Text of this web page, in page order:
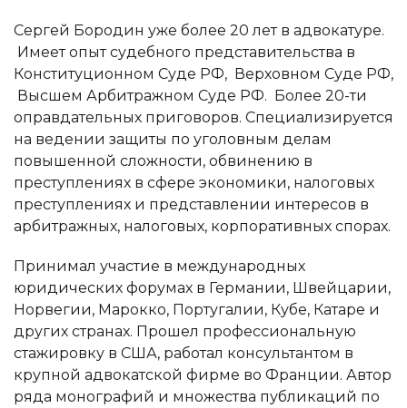
Сергей Бородин уже более 20 лет в адвокатуре.
Имеет опыт судебного представительства в
Конституционном Суде РФ, Верховном Суде РФ,
Высшем Арбитражном Суде РФ. Более 20-ти
оправдательных приговоров. Специализируется
на ведении защиты по уголовным делам
повышенной сложности, обвинению в
преступлениях в сфере экономики, налоговых
преступлениях и представлении интересов в
арбитражных, налоговых, корпоративных спорах.
Принимал участие в международных
юридических форумах в Германии, Швейцарии,
Норвегии, Марокко, Португалии, Кубе, Катаре и
других странах. Прошел профессиональную
стажировку в США, работал консультантом в
крупной адвокатской фирме во Франции. Автор
ряда монографий и множества публикаций по